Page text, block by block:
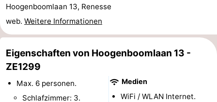
Reiten
-
Surfen
-
Essen
Hoogenboomlaan 13, Renesse
web. Weitere Informationen
Eigenschaften von Hoogenboomlaan 13 -
ZE1299
Max. 6 personen.
Schlafzimmer: 3.
Medien
WiFi / WLAN Internet.